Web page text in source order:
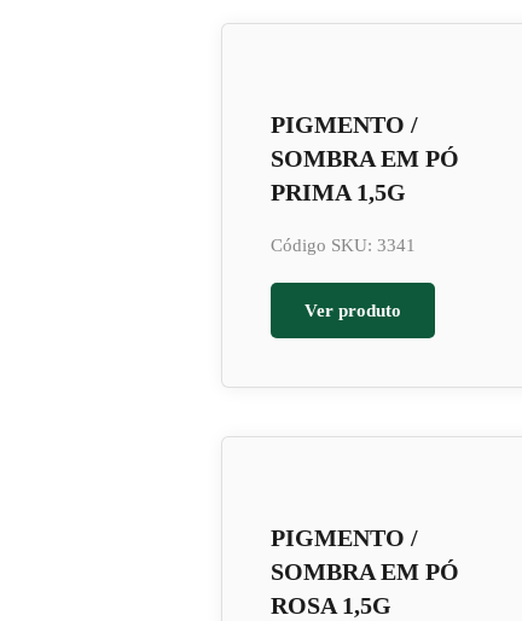
PIGMENTO /
SOMBRA EM PÓ
PRIMA 1,5G
Código SKU: 3341
Ver produto
PIGMENTO /
SOMBRA EM PÓ
ROSA 1,5G